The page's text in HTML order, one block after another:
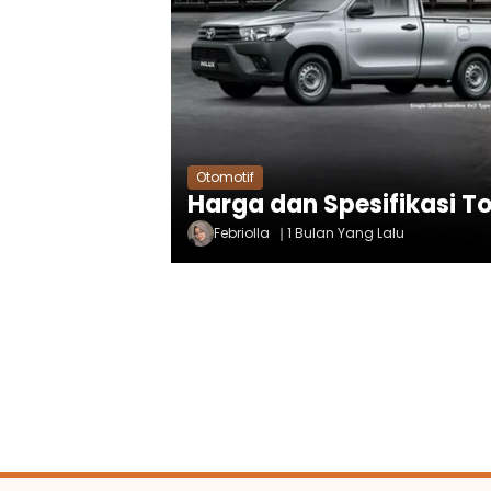
Otomotif
Harga dan Spesifikasi
Febriolla 1 Bulan Yang Lalu